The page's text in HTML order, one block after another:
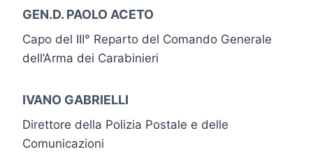
GEN.D. PAOLO ACETO
Capo del III° Reparto del Comando Generale
dell’Arma dei Carabinieri
IVANO GABRIELLI
Direttore della Polizia Postale e delle
Comunicazioni